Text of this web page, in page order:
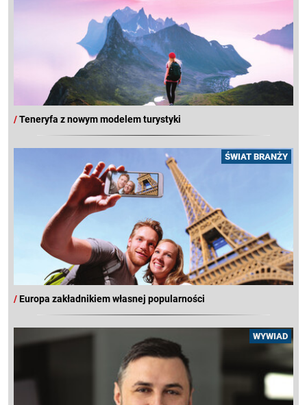
/Teneryfa z nowym modelem turystyki
ŚWIAT BRANŻY
/Europa zakładnikiem własnej popularności
WYWIAD